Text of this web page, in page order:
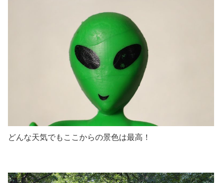
どんな天気でもここからの景色は最高！